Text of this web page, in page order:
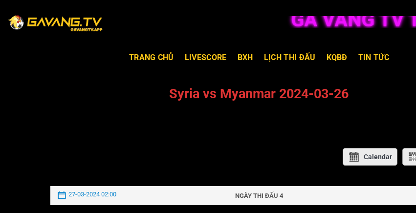
GÀ VÀNG TV
TRANG CHỦ LIVESCORE BXH LỊCH THI ĐẤU KQBĐ TIN TỨC
Syria vs Myanmar 2024-03-26
Calendar
27-03-2024 02:00 NGÀY THI ĐẤU 4